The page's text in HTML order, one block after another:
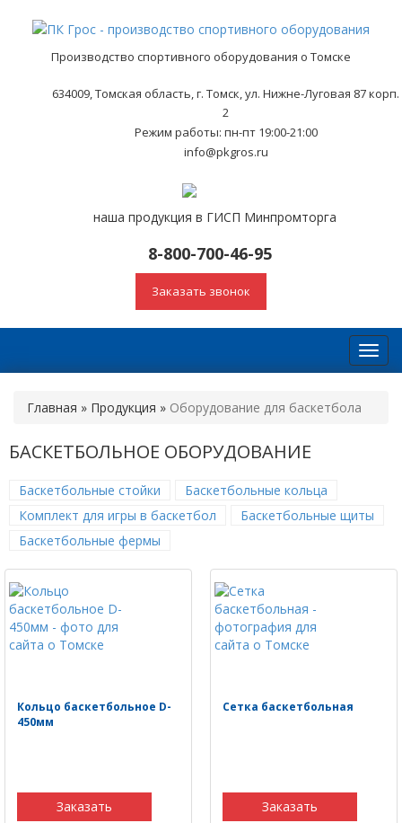
Производство спортивного оборудования о Томске
634009, Томская область, г. Томск, ул. Нижне-Луговая 87 корп.
2
Режим работы: пн-пт 19:00-21:00
info@pkgros.ru
наша продукция в ГИСП Минпромторга
8-800-700-46-95
Заказать звонок
Главная » Продукция » Оборудование для баскетбола
БАСКЕТБОЛЬНОЕ ОБОРУДОВАНИЕ
Баскетбольные стойки
Баскетбольные кольца
Комплект для игры в баскетбол
Баскетбольные щиты
Баскетбольные фермы
Кольцо баскетбольное D-
450мм
Заказать
Сетка баскетбольная
Заказать